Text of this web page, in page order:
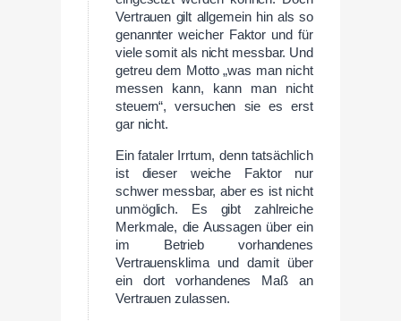
Vertrauen gilt allgemein hin als so
genannter weicher Faktor und für
viele somit als nicht messbar. Und
getreu dem Motto „was man nicht
messen kann, kann man nicht
steuern“, versuchen sie es erst
gar nicht.
Ein fataler Irrtum, denn tatsächlich
ist dieser weiche Faktor nur
schwer messbar, aber es ist nicht
unmöglich. Es gibt zahlreiche
Merkmale, die Aussagen über ein
im Betrieb vorhandenes
Vertrauensklima und damit über
ein dort vorhandenes Maß an
Vertrauen zulassen.